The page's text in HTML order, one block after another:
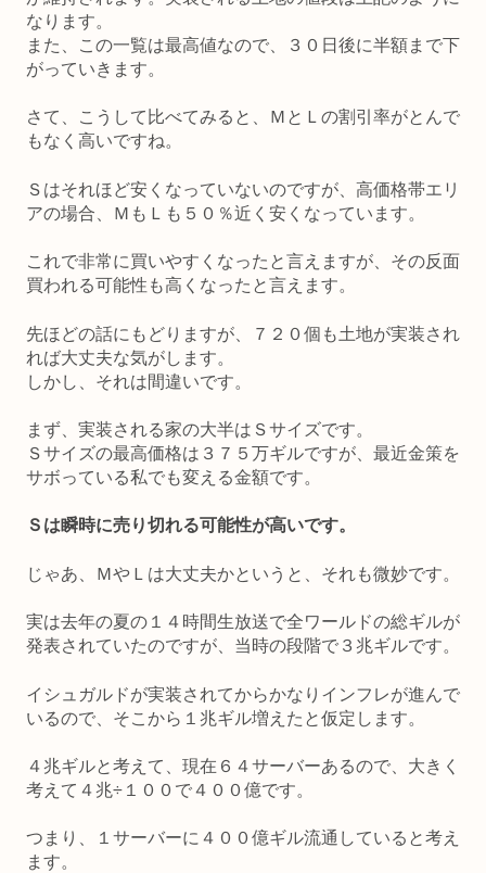
なります。
また、この一覧は最高値なので、３０日後に半額まで下
がっていきます。
さて、こうして比べてみると、ＭとＬの割引率がとんで
もなく高いですね。
Ｓはそれほど安くなっていないのですが、高価格帯エリ
アの場合、ＭもＬも５０％近く安くなっています。
これで非常に買いやすくなったと言えますが、その反面
買われる可能性も高くなったと言えます。
先ほどの話にもどりますが、７２０個も土地が実装され
れば大丈夫な気がします。
しかし、それは間違いです。
まず、実装される家の大半はＳサイズです。
Ｓサイズの最高価格は３７５万ギルですが、最近金策を
サボっている私でも変える金額です。
Ｓは瞬時に売り切れる可能性が高いです。
じゃあ、ＭやＬは大丈夫かというと、それも微妙です。
実は去年の夏の１４時間生放送で全ワールドの総ギルが
発表されていたのですが、当時の段階で３兆ギルです。
イシュガルドが実装されてからかなりインフレが進んで
いるので、そこから１兆ギル増えたと仮定します。
４兆ギルと考えて、現在６４サーバーあるので、大きく
考えて４兆÷１００で４００億です。
つまり、１サーバーに４００億ギル流通していると考え
ます。